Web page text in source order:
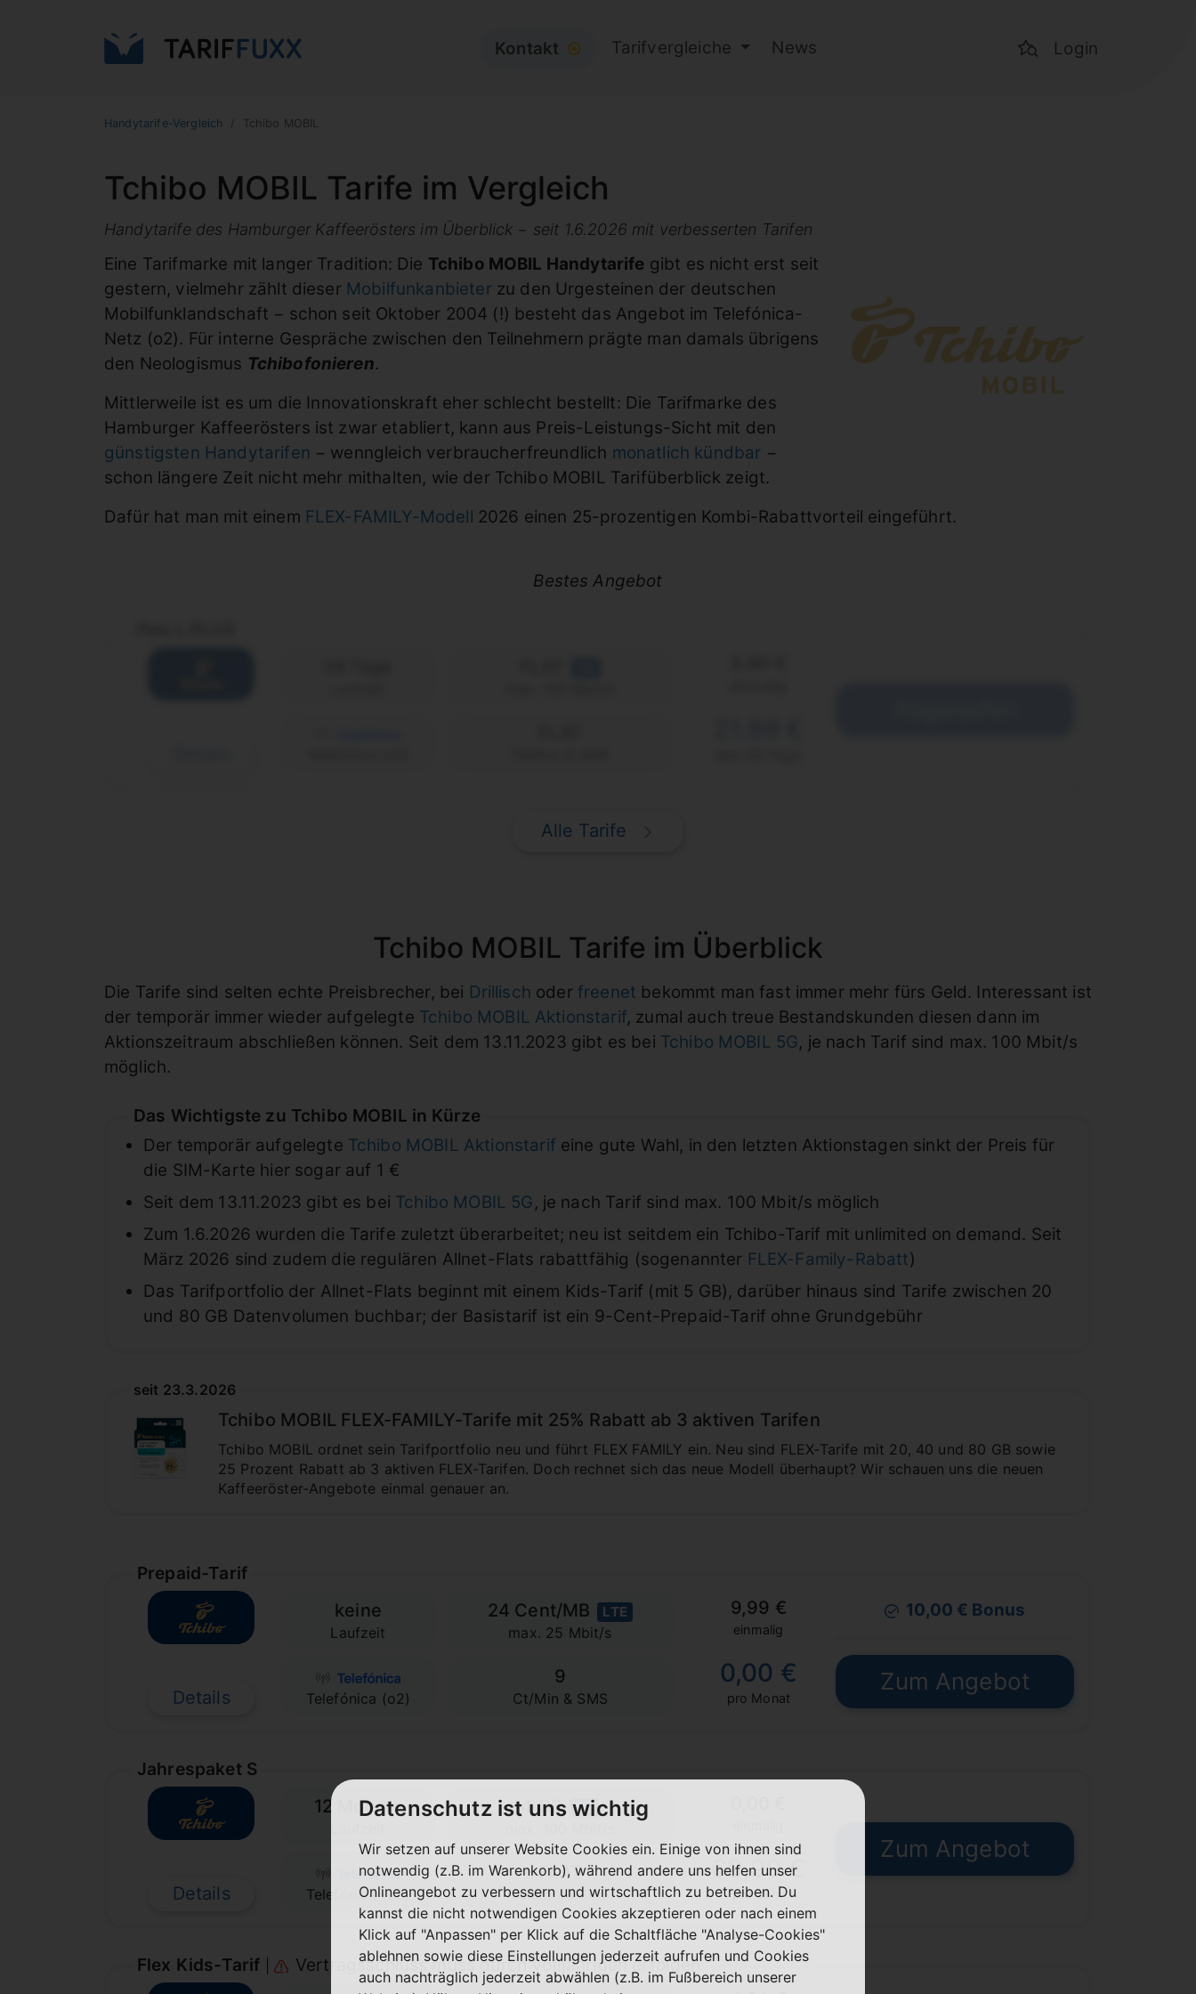
Kontakt ⦿ Tarifvergleiche News Login
Handytarife-Vergleich Tchibo MOBIL
Tchibo MOBIL Tarife im Vergleich
Handytarife des Hamburger Kaffeerösters im Überblick − seit 1.6.2026 mit verbesserten Tarifen
Eine Tarifmarke mit langer Tradition: Die Tchibo MOBIL Handytarife gibt es nicht erst seit
gestern, vielmehr zählt dieser Mobilfunkanbieterzu den Urgesteinen der deutschen
Mobilfunklandschaft − schon seit Oktober 2004 (!) besteht das Angebot im Telefónica-
Netz (o2). Für interne Gespräche zwischen den Teilnehmern prägte man damals übrigens
den Neologismus Tchibofonieren.
Mittlerweile ist es um die Innovationskraft eher schlecht bestellt: Die Tarifmarke des
Hamburger Kaffeerösters ist zwar etabliert, kann aus Preis-Leistungs-Sicht mit den
günstigsten Handytarifen − wenngleich verbraucherfreundlich monatlich kündbar −
schon längere Zeit nicht mehr mithalten, wie der Tchibo MOBIL Tarifüberblick zeigt.
Dafür hat man mit einem FLEX-FAMILY-Modell 2026 einen 25-prozentigen Kombi-Rabattvorteil eingeführt.
Bestes Angebot
Alle Tarife
Tchibo MOBIL Tarife im Überblick
Die Tarife sind selten echte Preisbrecher, bei Drillisch oder freenet bekommt man fast immer mehr fürs Geld. Interessant ist
der temporär immer wieder aufgelegte Tchibo MOBIL Aktionstarif, zumal auch treue Bestandskunden diesen dann im
Aktionszeitraum abschließen können. Seit dem 13.11.2023 gibt es bei Tchibo MOBIL 5G, je nach Tarif sind max. 100 Mbit/s
möglich.
Das Wichtigste zu Tchibo MOBIL in Kürze
Der temporär aufgelegte Tchibo MOBIL Aktionstarif eine gute Wahl, in den letzten Aktionstagen sinkt der Preis für
die SIM-Karte hier sogar auf 1 €
Seit dem 13.11.2023 gibt es bei Tchibo MOBIL 5G, je nach Tarif sind max. 100 Mbit/s möglich
Zum 1.6.2026 wurden die Tarife zuletzt überarbeitet; neu ist seitdem ein Tchibo-Tarif mit unlimited on demand. Seit
März 2026 sind zudem die regulären Allnet-Flats rabattfähig (sogenannter FLEX-Family-Rabatt)
Das Tarifportfolio der Allnet-Flats beginnt mit einem Kids-Tarif (mit 5 GB), darüber hinaus sind Tarife zwischen 20
und 80 GB Datenvolumen buchbar; der Basistarif ist ein 9-Cent-Prepaid-Tarif ohne Grundgebühr
seit 23.3.2026
Tchibo MOBIL FLEX-FAMILY-Tarife mit 25% Rabatt ab 3 aktiven Tarifen
Tchibo MOBIL ordnet sein Tarifportfolio neu und führt FLEX FAMILY ein. Neu sind FLEX-Tarife mit 20, 40 und 80 GB sowie
25 Prozent Rabatt ab 3 aktiven FLEX-Tarifen. Doch rechnet sich das neue Modell überhaupt? Wir schauen uns die neuen
Kaffeeröster-Angebote einmal genauer an.
Prepaid-Tarif
Details
keine
Laufzeit
Telefónica (o2)
24 Cent/MB LTE
max. 25 Mbit/s
9
Ct/Min & SMS
9,99 €
einmalig
0,00 €
pro Monat
10,00 € Bonus
Zum Angebot
Jahrespaket S
Details
12 Monate
Telefónica (o2)
4 GB 5G
FLAT
Telefon & SMS
69,99 €
pro Jahr
Zum Angebot
Flex Kids-Tarif Vertragsschluss muss durch Volljährigen erfolgen
Datenschutz ist uns wichtig
Wir setzen auf unserer Website Cookies ein. Einige von ihnen sind
notwendig (z.B. im Warenkorb), während andere uns helfen unser
Onlineangebot zu verbessern und wirtschaftlich zu betreiben. Du
kannst die nicht notwendigen Cookies akzeptieren oder nach einem
Klick auf "Anpassen" per Klick auf die Schaltfläche "Analyse-Cookies"
ablehnen sowie diese Einstellungen jederzeit aufrufen und Cookies
auch nachträglich jederzeit abwählen (z.B. im Fußbereich unserer